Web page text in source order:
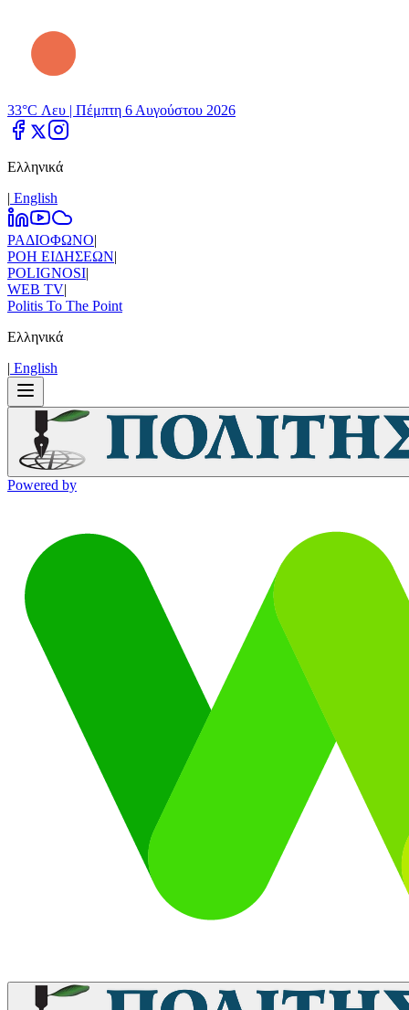
33°C Λευ | Πέμπτη 6 Αυγούστου 2026
Ελληνικά
| Εnglish
ΡΑΔΙΟΦΩΝΟ|
ΡΟΗ ΕΙΔΗΣΕΩΝ|
POLIGNOSI|
WEB TV|
Politis To The Point
Ελληνικά
| Εnglish
Powered by